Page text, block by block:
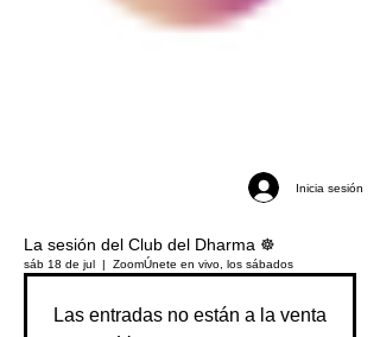
Inicia sesión
La sesión del Club del Dharma ☸️
sáb 18 de jul
  |
ZoomÚnete en vivo, los sábados
Las entradas no están a la venta